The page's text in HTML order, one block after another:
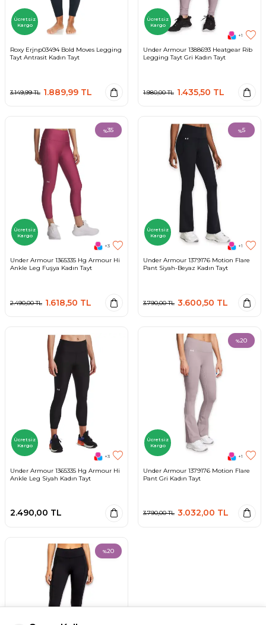
Ücretsiz
Kargo
Roxy Erjnp03494 Bold Moves Legging
Tayt Antrasit Kadın Tayt
3.149,99TL 1.889,99 TL
Ücretsiz
Kargo
+1
Under Armour 1388693 Heatgear Rib
Legging Tayt Gri Kadın Tayt
1.980,00TL 1.435,50 TL
%35
Ücretsiz
Kargo
+3
Under Armour 1365335 Hg Armour Hi
Ankle Leg Fuşya Kadın Tayt
2.490,00TL 1.618,50 TL
%5
Ücretsiz
Kargo
+1
Under Armour 1379176 Motion Flare
Pant Siyah-Beyaz Kadın Tayt
3.790,00TL 3.600,50 TL
Ücretsiz
Kargo
+3
Under Armour 1365335 Hg Armour Hi
Ankle Leg Siyah Kadın Tayt
2.490,00 TL
%20
Ücretsiz
Kargo
+1
Under Armour 1379176 Motion Flare
Pant Gri Kadın Tayt
3.790,00TL 3.032,00 TL
%20